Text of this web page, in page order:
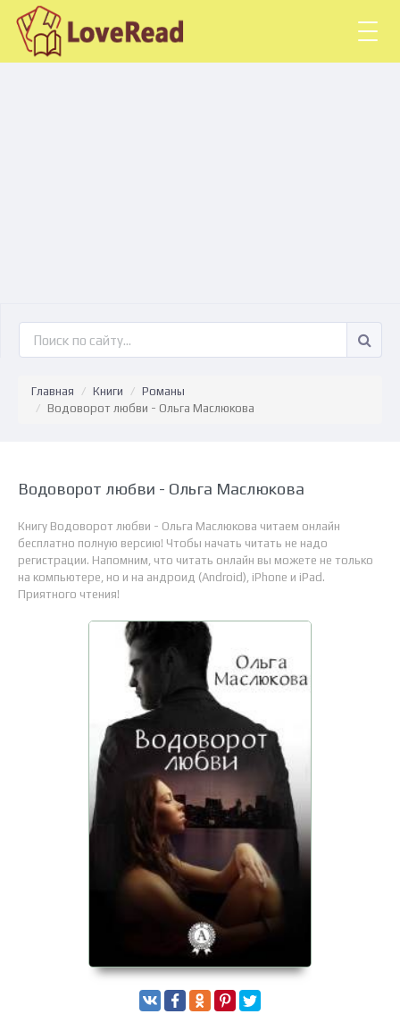
Главная Книги
Романы
Водоворот любви - Ольга Маслюкова
Водоворот любви - Ольга Маслюкова
Книгу Водоворот любви - Ольга Маслюкова читаем онлайн
бесплатно полную версию! Чтобы начать читать не надо
регистрации. Напомним, что читать онлайн вы можете не только
на компьютере, но и на андроид (Android), iPhone и iPad.
Приятного чтения!